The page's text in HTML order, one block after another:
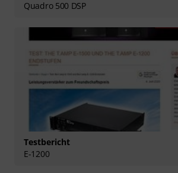
Quadro 500 DSP
Testbericht
E-1200